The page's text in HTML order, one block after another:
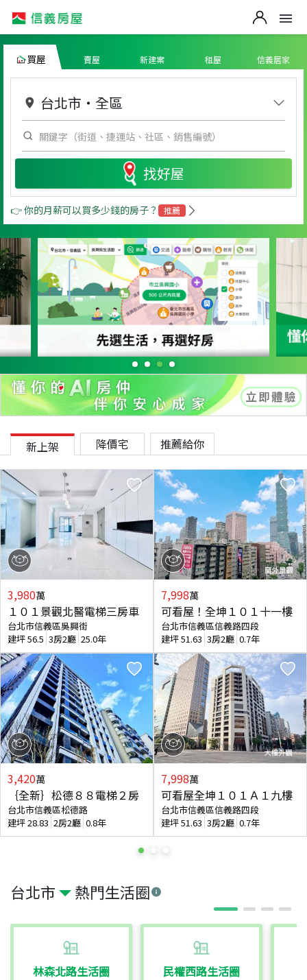
買屋 賣屋 新建案 租屋 信義居家
台北市 ・ 全區
找好屋
👉 你的月薪可以買多少錢的房子？ 推薦
台北市 熱門生活圈
林森北路生活圈 民權西路生活圈
新上架 降價宅 推薦給你
3,980萬
１０１景觀北醫電梯三房車
台北市信義區吳興街
建坪56.5 3房2廳 25.0年
3,420萬
｛全新｝松德８８電梯２房
台北市信義區松德路
建坪28.83 2房2廳 0.8年
7,998萬
可看屋！全坤１０１十一樓
台北市信義區信義路四段
建坪51.63 3房2廳 0.7年
7,998萬
可看屋全坤１０１Ａ１九樓
台北市信義區信義路四段
建坪51.63 3房2廳 0.7年